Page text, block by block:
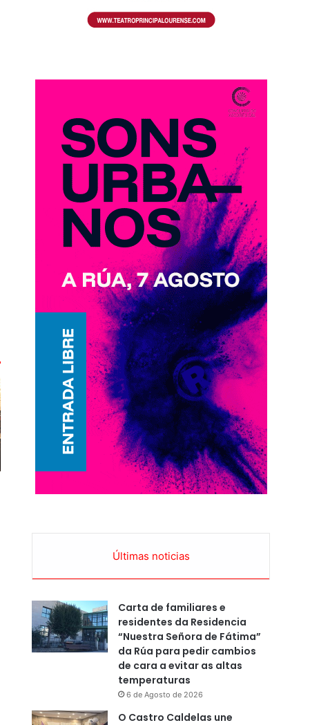
Últimas noticias
Carta de familiares e
residentes da Residencia
“Nuestra Señora de Fátima”
da Rúa para pedir cambios
de cara a evitar as altas
temperaturas
6 de Agosto de 2026
O Castro Caldelas une